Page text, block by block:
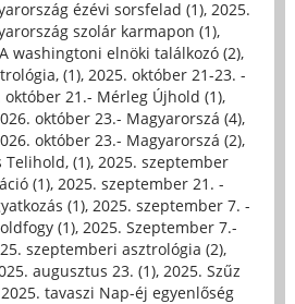
ézévi sorsfelad (1), 2025.
szolár karmapon (1),
washingtoni elnöki találkozó (2),
(1), 2025. október 21-23. -
október 21.- Mérleg Újhold (1),
október 23.- Magyarorszá (4),
október 23.- Magyarorszá (2),
Telihold, (1), 2025. szeptember
(1), 2025. szeptember 21. -
(1), 2025. szeptember 7. -
(1), 2025. Szeptember 7.-
szeptemberi asztrológia (2),
augusztus 23. (1), 2025. Szűz
2025. tavaszi Nap-éj egyenlőség